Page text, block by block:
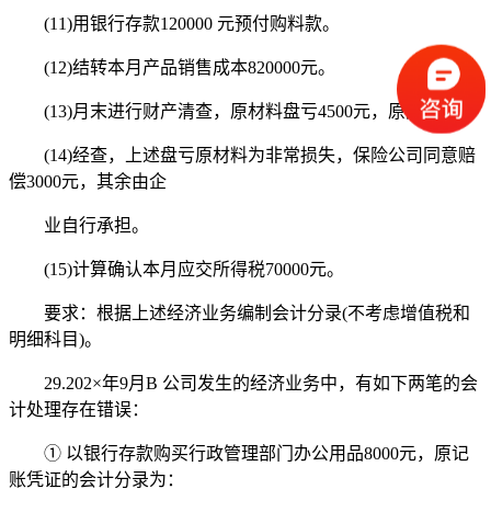
(11)用银行存款120000 元预付购料款。
(12)结转本月产品销售成本820000元。
(13)月末进行财产清查，原材料盘亏4500元，原因待查。
(14)经查，上述盘亏原材料为非常损失，保险公司同意赔
偿3000元，其余由企
业自行承担。
(15)计算确认本月应交所得税70000元。
要求：根据上述经济业务编制会计分录(不考虑增值税和
明细科目)。
29.202×年9月B 公司发生的经济业务中，有如下两笔的会
计处理存在错误：
① 以银行存款购买行政管理部门办公用品8000元，原记
账凭证的会计分录为：